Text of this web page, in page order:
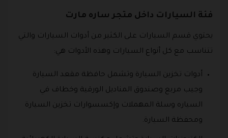
فئة السيارات داخل متجر ساره مارت
يحتوي قسم السيارات على الكثير من أدوات السيارات والتي
تتناسب مع كل أنواع السيارات وهذه الأدوات هي:
أدوات تخزين السيارة وتشمل حافظة مقعد السيارة
وجيب مربع وصندوق المناديل الورقية وخطاف في
السياره وسلة المهملات وإكسسوارات تخزين السيارة
ومحفظة السيارة.